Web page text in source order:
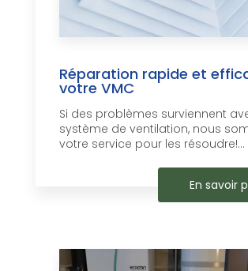
Réparation rapide et
votre VMC
Si des problèmes surviennent
système de ventilation, nous
votre service pour les résoudre!...
En savoir